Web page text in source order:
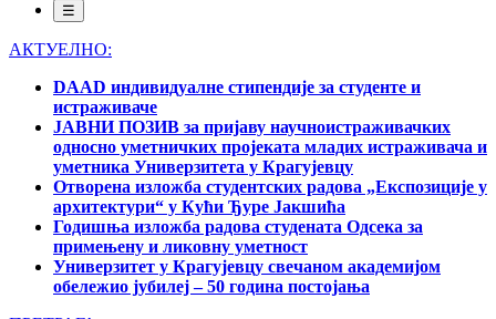
☰
АКТУЕЛНО:
DAAD индивидуалне стипендије за студенте и
истраживаче
ЈАВНИ ПОЗИВ за пријаву научноистраживачких
односно уметничких пројеката младих истраживача и
уметника Универзитета у Крагујевцу
Отворена изложба студентских радова „Експозиције у
архитектури“ у Кући Ђуре Јакшића
Годишња изложба радова студената Одсека за
примењену и ликовну уметност
Универзитет у Крагујевцу свечаном академијом
обележио јубилеј – 50 година постојања